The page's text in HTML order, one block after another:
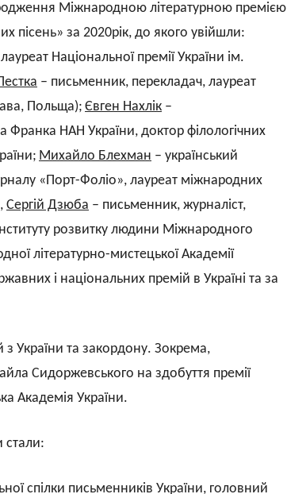
Міжнародною літературною премією
пісень» за 2020рік, до якого увійшли:
Національної премії України ім.
– письменник, перекладач, лауреат
Польща); Євген Нахлік –
Франка НАН України, доктор філологічних
; Михайло Блехман – український
«Порт-Фоліо», лауреат міжнародних
Сергій Дзюба – письменник, журналіст,
розвитку людини Міжнародного
літературно-мистецької Академії
і національних премій в Україні та за
України та закордону. Зокрема,
Сидоржевського на здобуття премії
Академія України.
стали:
спілки письменників України, головний